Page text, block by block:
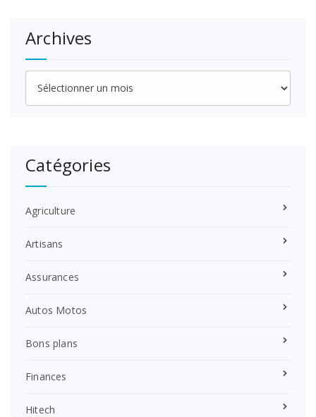
Archives
Archives
Catégories
Agriculture
Artisans
Assurances
Autos Motos
Bons plans
Finances
Hitech